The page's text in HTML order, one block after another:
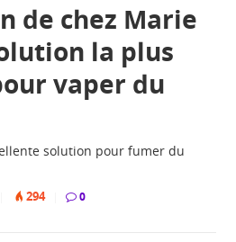
de chez Marie
la plus
vaper du
solution pour fumer du
294 0